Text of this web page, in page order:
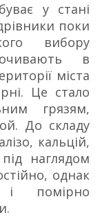
у стані
поки
вибору
в
міста
Це стало
грязям,
До складу
кальцій,
наглядом
однак
помірно